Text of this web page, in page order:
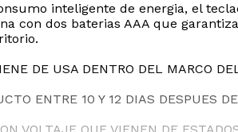
inteligente de energia, el
con dos baterias AAA que
DE USA DENTRO DEL MARCO
ENTRE 10 Y 12 DIAS DESPUES